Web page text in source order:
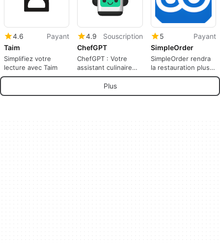
4.6
Payant
Taim
Simplifiez votre
lecture avec Taim
4.9
Souscription
ChefGPT
ChefGPT : Votre
assistant culinaire
intelligent
5
Payant
SimpleOrder
SimpleOrder rendra
la restauration plus
facile
Plus